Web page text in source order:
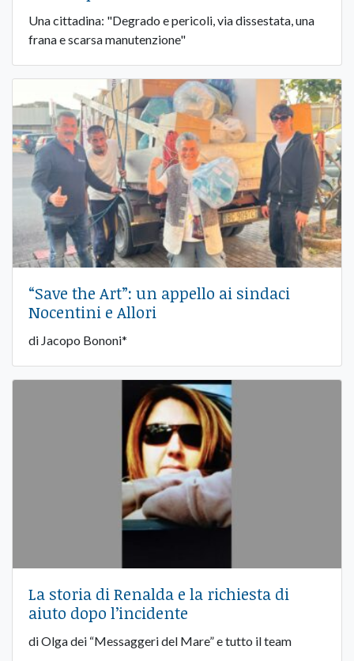
Una cittadina: "Degrado e pericoli, via dissestata, una
frana e scarsa manutenzione"
“Save the Art”: un appello ai sindaci
Nocentini e Allori
di Jacopo Bononi*
La storia di Renalda e la richiesta di
aiuto dopo l’incidente
di Olga dei “Messaggeri del Mare” e tutto il team